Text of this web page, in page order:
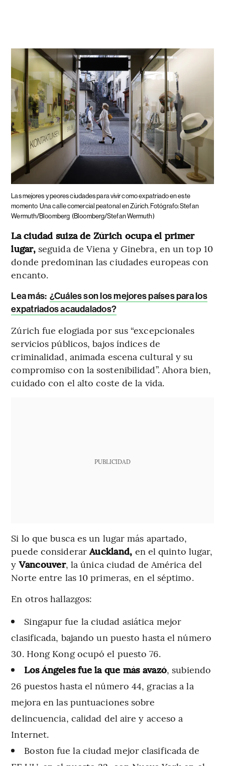
Las mejores y peores ciudades para vivir como expatriado en este
momento Una calle comercial peatonal en Zúrich. Fotógrafo: Stefan
Wermuth/Bloomberg (Bloomberg/Stefan Wermuth)
La ciudad suiza de Zúrich ocupa el primer
lugar,seguida de Viena y Ginebra, en un top 10
donde predominan las ciudades europeas con
encanto.
Lea más: ¿Cuáles son los mejores países para los
expatriados acaudalados?
Zúrich fue elogiada por sus “excepcionales
servicios públicos, bajos índices de
criminalidad, animada escena cultural y su
compromiso con la sostenibilidad”. Ahora bien,
cuidado con el alto coste de la vida.
PUBLICIDAD
Si lo que busca es un lugar más apartado,
puede considerarAuckland, en el quinto lugar,
yVancouver, la única ciudad de América del
Norte entre las 10 primeras, en el séptimo.
En otros hallazgos:
Singapur fue la ciudad asiática mejor
clasificada, bajando un puesto hasta el número
30. Hong Kong ocupó el puesto 76.
Los Ángeles fue la que más avazó, subiendo
26 puestos hasta el número 44, gracias a la
mejora en las puntuaciones sobre
delincuencia, calidad del aire y acceso a
Internet.
Boston fue la ciudad mejor clasificada de